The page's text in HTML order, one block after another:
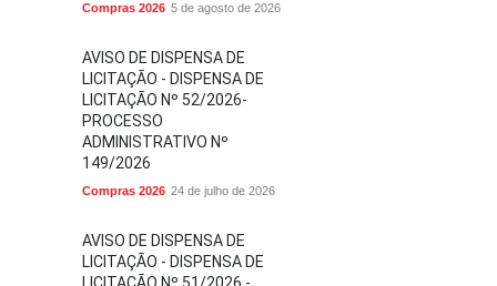
Compras 2026 5 de agosto de 2026
AVISO DE DISPENSA DE
LICITAÇÃO - DISPENSA DE
LICITAÇÃO Nº 52/2026-
PROCESSO
ADMINISTRATIVO Nº
149/2026
Compras 2026 24 de julho de 2026
AVISO DE DISPENSA DE
LICITAÇÃO - DISPENSA DE